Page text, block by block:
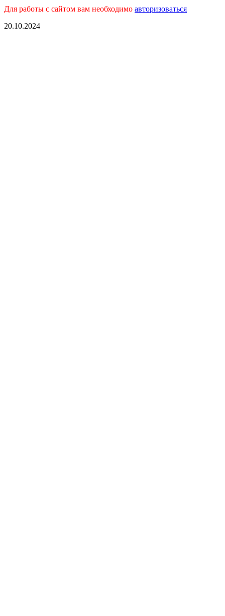
Для работы с сайтом вам необходимо авторизоваться
20.10.2024